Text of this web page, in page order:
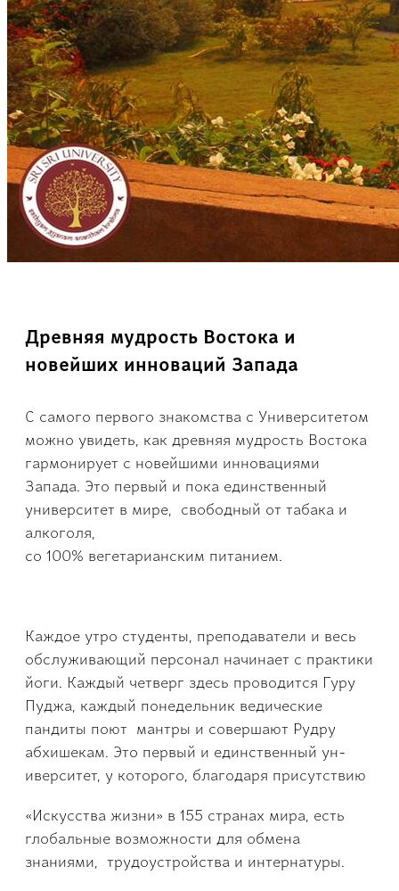
Древняя мудрость Востока и
новейших инноваций Запада
С самого первого зна­комства с Университе­том
можно увидеть, как древняя мудрость Востока
гармонирует с новейшими инновация­ми
Запада. Это первый и пока единственный
университет в мире, своб­одный от табака и
ал­коголя,
со 100% веге­тарианским питанием.
Каждое утро ст­уденты, преподават­ели и весь
обслужи­вающий персонал на­чинает с практики
йоги. Каждый че­тверг здесь проводится Гуру
Пуджа, каждый по­недельник ведические
пандиты поют мант­ры и совершают Рудру
абхишекам. Это перв­ый и единственный ун­
иверситет, у которог­о, благодаря присутс­твию
«Искусства жизни» в 155 странах мира, есть
глобальные воз­можности для обмена
знаниями, трудоустр­ойства и интернатуры.